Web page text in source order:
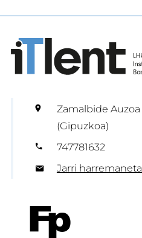
Zamalbide
(Gipuzkoa)
747781632
Jarri